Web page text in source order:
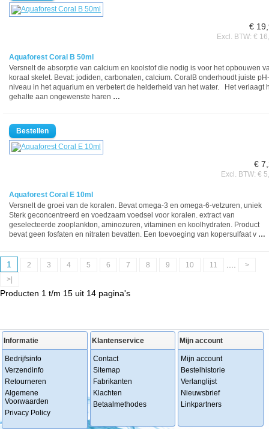
€
Excl. BTW: €
Aquaforest Coral B 50ml
Versnelt de absorptie van calcium en koolstof die nodig is voor het opbouwen
koraal skelet. Bevat: jodiden, carbonaten, calcium. CoralB onderhoudt juiste pH-
niveau in het aquarium en verbetert de helderheid van het water. Het verlaagt
gehalte aan ongewenste haren …
€
Excl. BTW: €
Aquaforest Coral E 10ml
Versnelt de groei van de koralen. Bevat omega-3 en omega-6-vetzuren, uniek
Sterk geconcentreerd en voedzaam voedsel voor koralen. extract van
geselecteerde zooplankton, aminozuren, vitaminen en koolhydraten. Product
bevat geen fosfaten en nitraten bevatten. Een toevoeging van kopersulfaat v …
1 2 3 4 5 6 7 8 9 10 11
>
>|
Producten 1 t/m 15 uit 14 pagina's
Informatie
Bedrijfsinfo
Verzendinfo
Retourneren
Algemene
Voorwaarden
Privacy Policy
Klantenservice
Contact
Sitemap
Fabrikanten
Klachten
Betaalmethodes
Mijn account
Mijn account
Bestelhistorie
Verlanglijst
Nieuwsbrief
Linkpartners